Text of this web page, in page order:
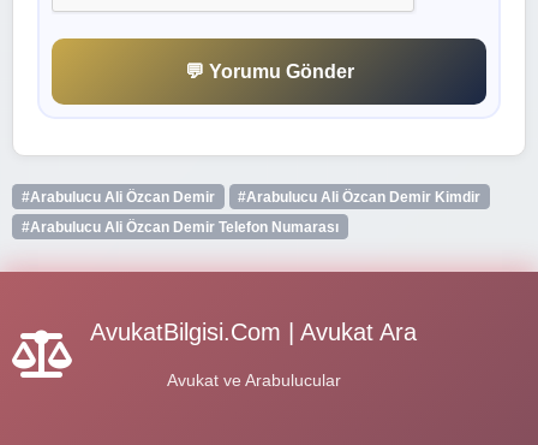
💬 Yorumu Gönder
#Arabulucu Ali Özcan Demir
#Arabulucu Ali Özcan Demir Kimdir
#Arabulucu Ali Özcan Demir Telefon Numarası
AvukatBilgisi.Com | Avukat Ara
Avukat ve Arabulucular